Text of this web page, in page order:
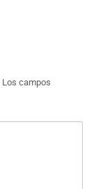
Los campos